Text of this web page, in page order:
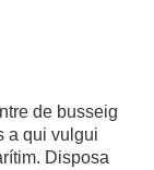
de busseig
a qui vulgui
Disposa